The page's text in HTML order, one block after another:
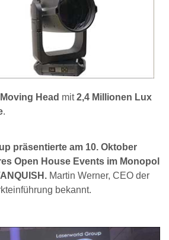
Head mit2,4 Millionen Lux
.
präsentierte am 10. Oktober
Open House Events im Monopol
Martin Werner, CEO der
bekannt.